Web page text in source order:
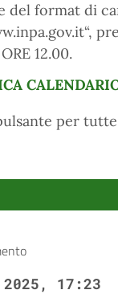
del format di
12.00.
per
17:23